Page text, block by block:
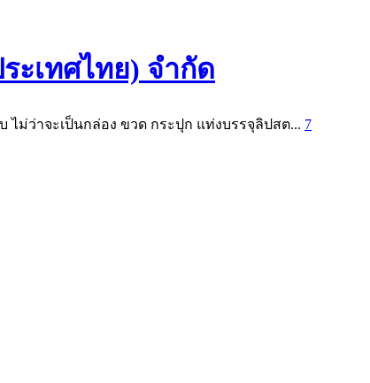
ะเทศไทย) จำกัด
ม่ว่าจะเป็นกล่อง ขวด กระปุก แท่งบรรจุลิปสต... 7